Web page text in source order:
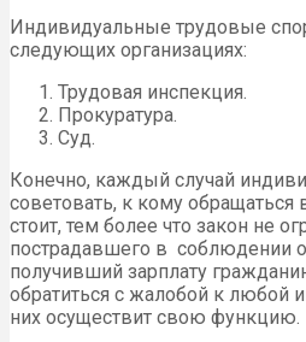
Индивидуальные трудовые
следующих организациях:
Трудовая инспекция.
Прокуратура.
Суд.
Конечно, каждый случай
советовать, к кому
стоит, тем более что закон не
пострадавшего в соблюдении
получивший зарплату
обратиться с жалобой к любой
них осуществит свою функцию.